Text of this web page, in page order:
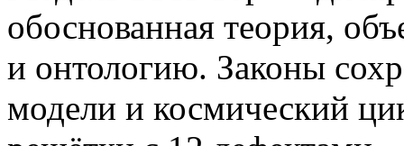
обоснованная теория,
и онтологию. Законы
модели и космический